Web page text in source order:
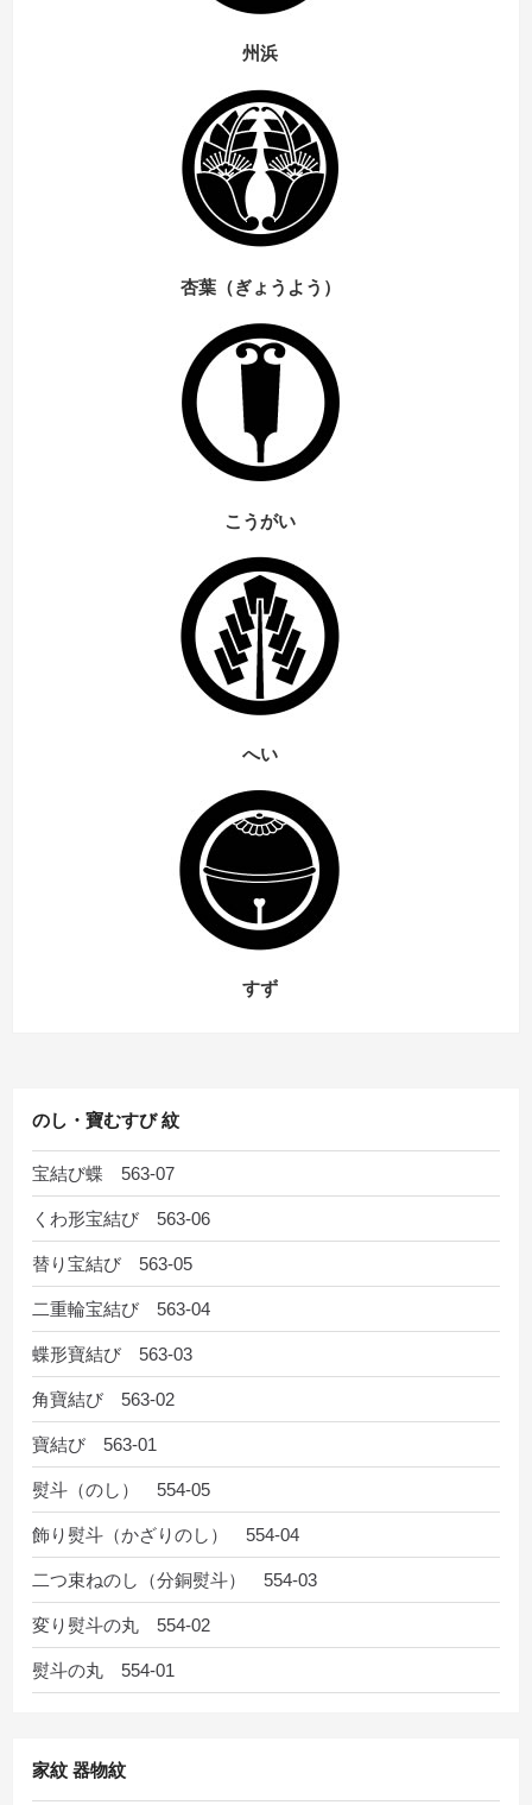
州浜
杏葉（ぎょうよう）
こうがい
へい
すず
のし・寶むすび 紋
宝結び蝶 563-07
くわ形宝結び 563-06
替り宝結び 563-05
二重輪宝結び 563-04
蝶形寶結び 563-03
角寶結び 563-02
寶結び 563-01
熨斗（のし） 554-05
飾り熨斗（かざりのし） 554-04
二つ束ねのし（分銅熨斗） 554-03
変り熨斗の丸 554-02
熨斗の丸 554-01
家紋 器物紋